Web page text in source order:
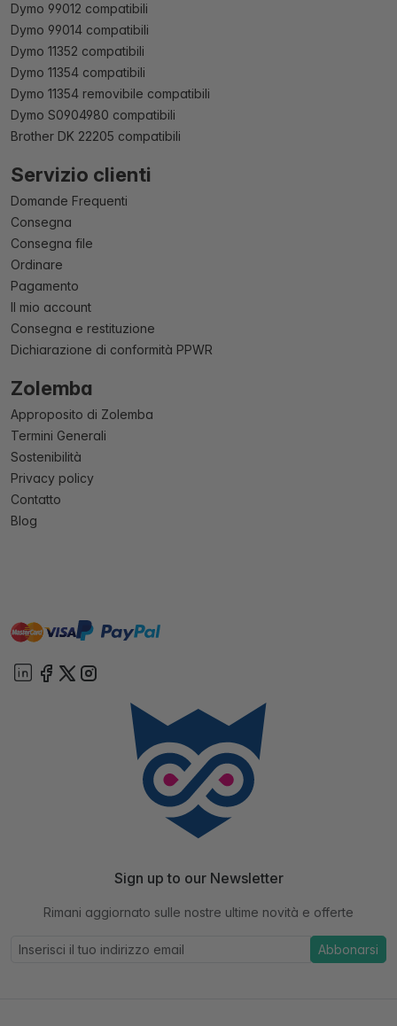
Dymo 99012 compatibili
Dymo 99014 compatibili
Dymo 11352 compatibili
Dymo 11354 compatibili
Dymo 11354 removibile compatibili
Dymo S0904980 compatibili
Brother DK 22205 compatibili
Servizio clienti
Domande Frequenti
Consegna
Consegna file
Ordinare
Pagamento
Il mio account
Consegna e restituzione
Dichiarazione di conformità PPWR
Zolemba
Approposito di Zolemba
Termini Generali
Sostenibilità
Privacy policy
Contatto
Blog
mastervisa paypal
Sign up to our Newsletter
Rimani aggiornato sulle nostre ultime novità e offerte
Abbonarsi